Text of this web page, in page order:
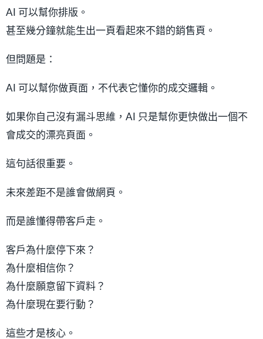
AI 可以幫你排版。
甚至幾分鐘就能生出一頁看起來不錯的銷售頁。
但問題是：
AI 可以幫你做頁面，不代表它懂你的成交邏輯。
如果你自己沒有漏斗思維，AI 只是幫你更快做出一個不
會成交的漂亮頁面。
這句話很重要。
未來差距不是誰會做網頁。
而是誰懂得帶客戶走。
客戶為什麼停下來？
為什麼相信你？
為什麼願意留下資料？
為什麼現在要行動？
這些才是核心。